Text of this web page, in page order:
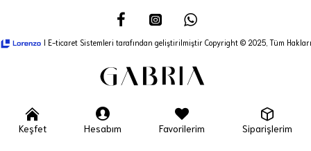
I E-ticaret Sistemleri tarafından geliştirilmiştir Copyright © 2025, Tüm Hakları
Keşfet Hesabım Favorilerim Siparişlerim